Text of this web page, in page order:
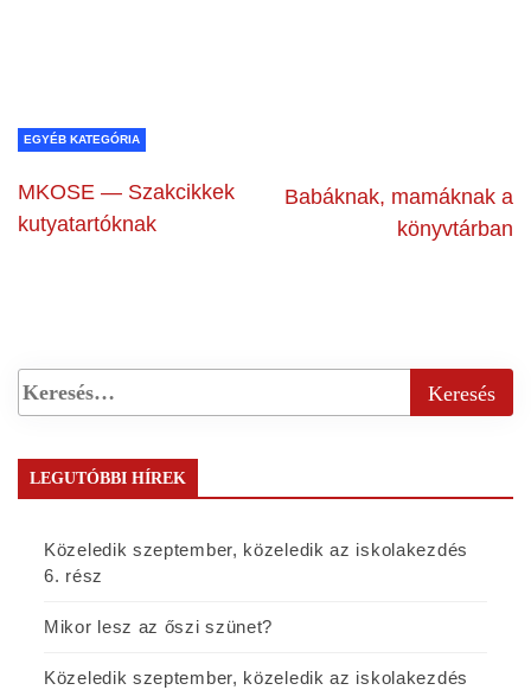
EGYÉB KATEGÓRIA
MKOSE — Szakcikkek
kutyatartóknak
Babáknak, mamáknak a
könyvtárban
LEGUTÓBBI HÍREK
Közeledik szeptember, közeledik az iskolakezdés
6. rész
Mikor lesz az őszi szünet?
Közeledik szeptember, közeledik az iskolakezdés